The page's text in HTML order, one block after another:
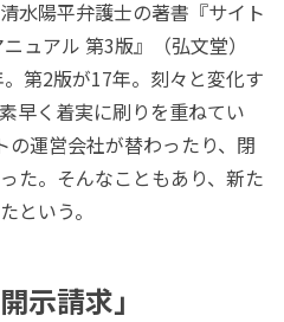
水陽平弁護士の著書『サイト
ュアル 第3版』（弘文堂）
第2版が17年。刻々と変化す
早く着実に刷りを重ねてい
の運営会社が替わったり、閉
た。そんなこともあり、新た
という。
示請求」